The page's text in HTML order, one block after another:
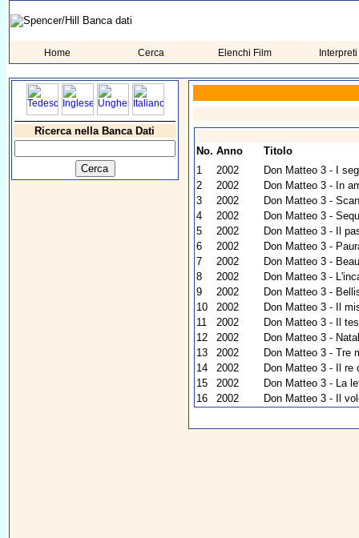
Home Cerca Elenchi Film Interpreti
Ricerca nella Banca Dati
No. Anno
Titolo
1
2002
Don Matteo 3 - I
2
2002
Don Matteo 3 - In
3
2002
Don Matteo 3 -
4
2002
Don Matteo 3 -
5
2002
Don Matteo 3 - Il
6
2002
Don Matteo 3 -
7
2002
Don Matteo 3 -
8
2002
Don Matteo 3 -
9
2002
Don Matteo 3 -
10
2002
Don Matteo 3 - Il
11
2002
Don Matteo 3 - Il
12
2002
Don Matteo 3 -
13
2002
Don Matteo 3 - Tre
14
2002
Don Matteo 3 - Il re
15
2002
Don Matteo 3 - La
16
2002 Don Matteo 3 - Il